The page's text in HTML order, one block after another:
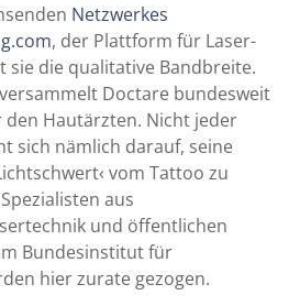
Netzwerkes
, der Plattform für Laser-
sie die qualitative Bandbreite.
Doctare bundesweit
den Hautärzten. Nicht jeder
sich nämlich darauf, seine
vom Tattoo zu
aus
und öffentlichen
Bundesinstitut für
hier zurate gezogen.